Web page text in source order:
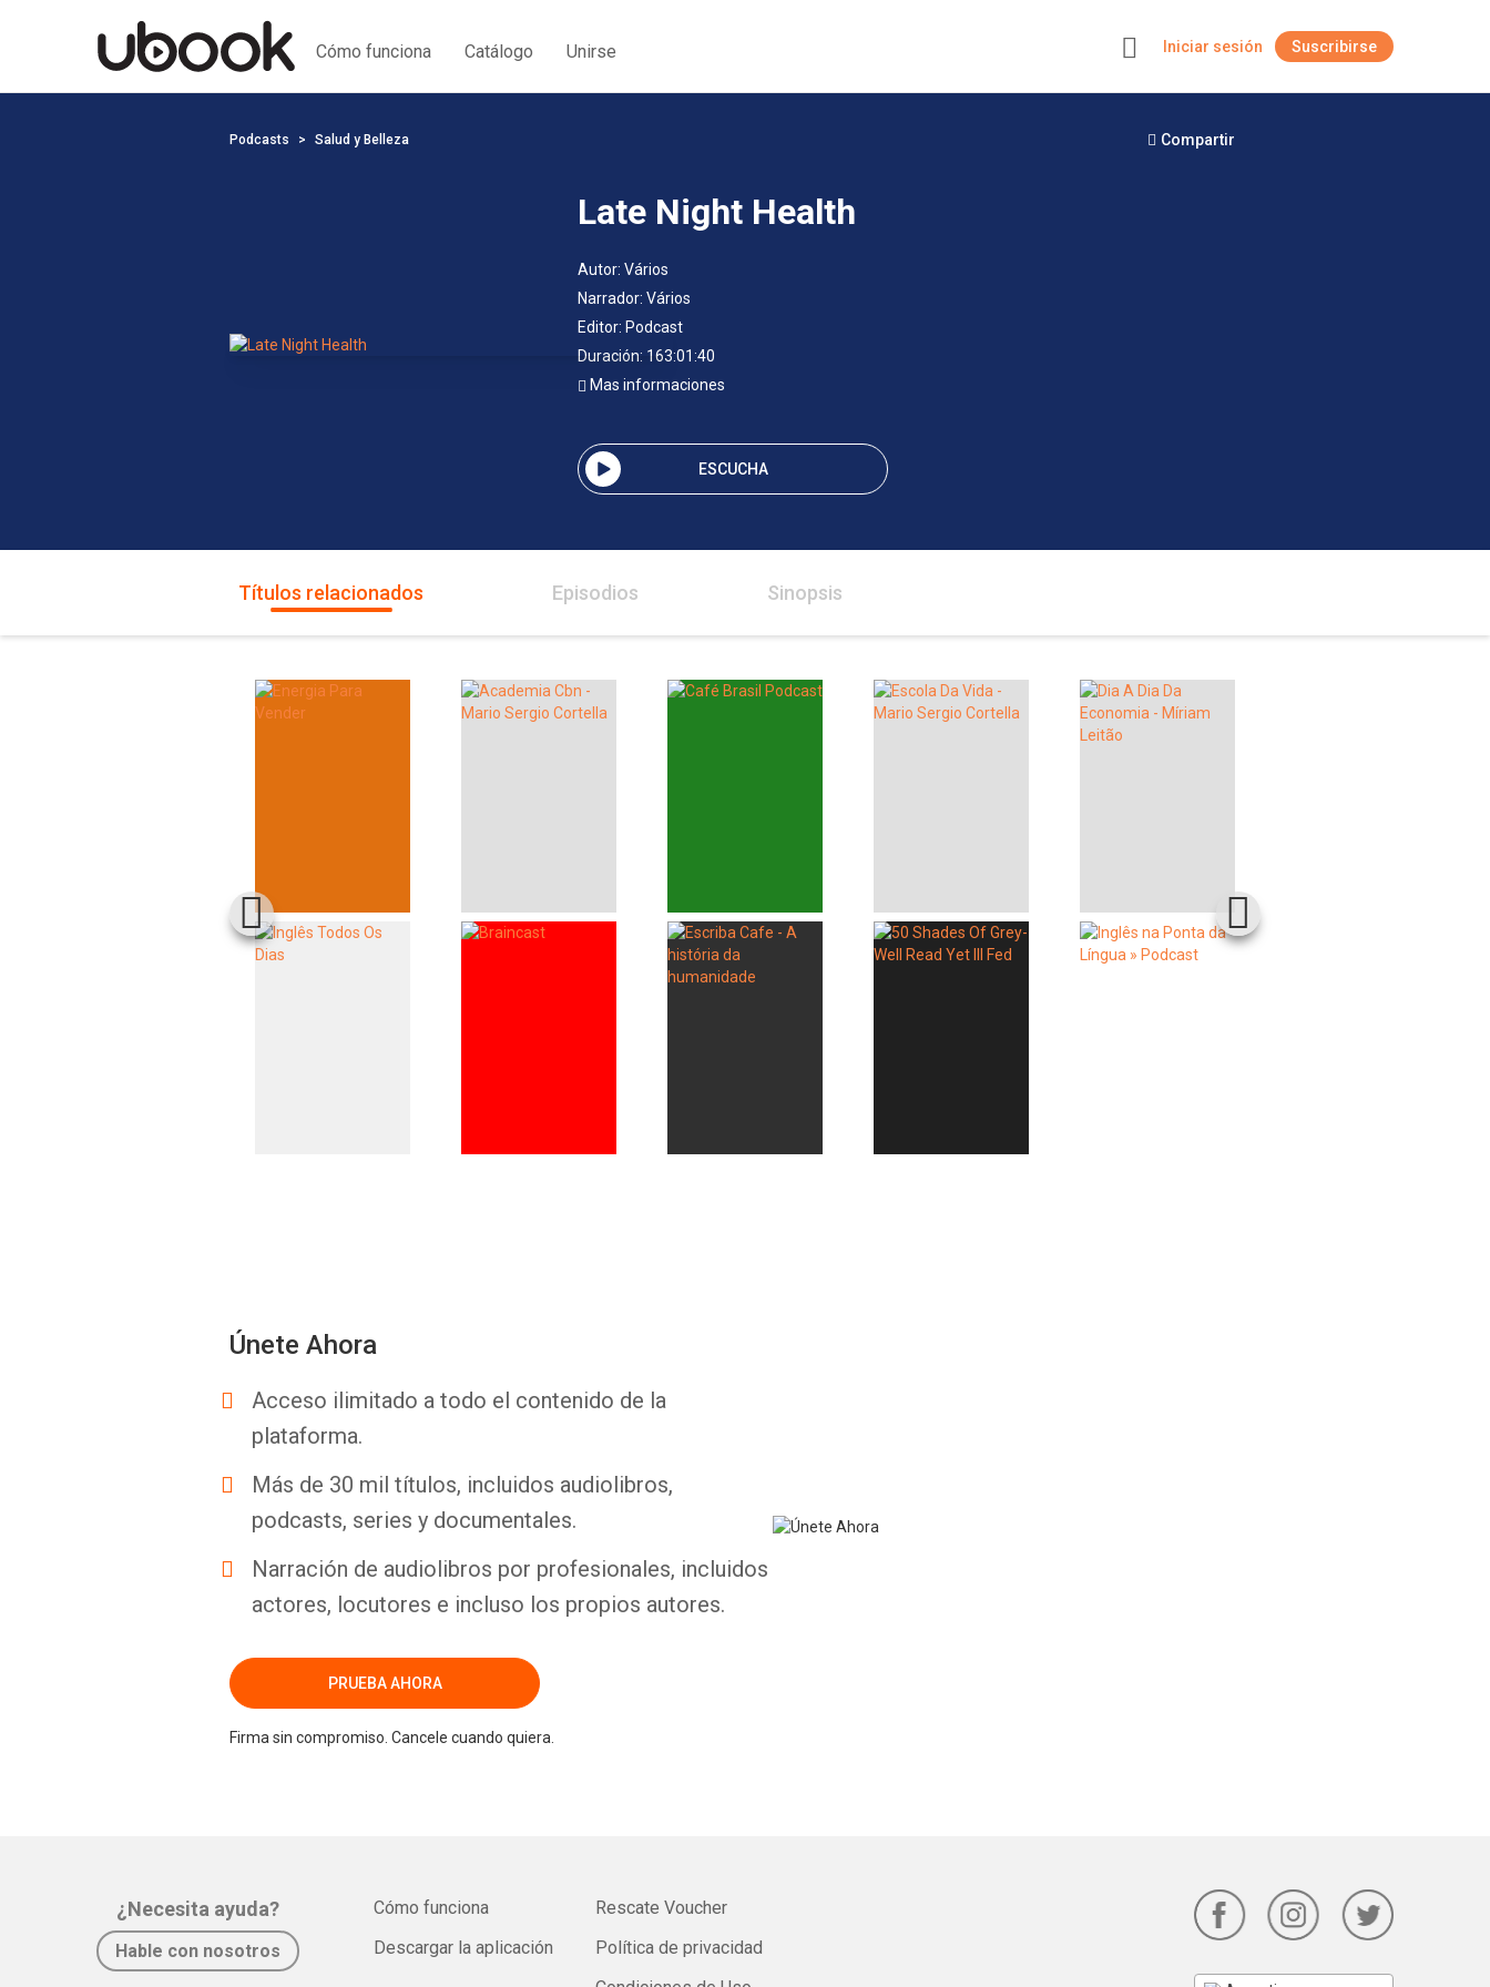
Cómo funciona Catálogo Unirse Iniciar sesión Suscribirse
Podcasts Salud y Belleza Compartir
Late Night Health
Autor: Vários
Narrador: Vários
Editor: Podcast
Duración: 163:01:40
Mas informaciones
ESCUCHA
Títulos relacionados Episodios Sinopsis
Únete Ahora
Acceso ilimitado a todo el contenido de la
plataforma.
Más de 30 mil títulos, incluidos audiolibros,
podcasts, series y documentales.
Narración de audiolibros por profesionales, incluidos
actores, locutores e incluso los propios autores.
PRUEBA AHORA
Firma sin compromiso. Cancele cuando quiera.
¿Necesita ayuda?
Hable con nosotros
Cómo funciona
Descargar la aplicación
Rescate Voucher
Política de privacidad